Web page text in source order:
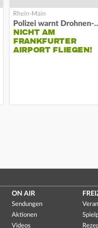
Polizei warnt
NICHT AM
FRANKFURTER
AIRPORT FLIEGEN!
ON AIR
Sendungen
Aktionen
Videos